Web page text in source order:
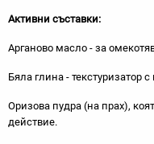
Активни съставки:
Арганово масло - за
Бяла глина - текстуризатор
Оризова пудра (на прах),
действие.